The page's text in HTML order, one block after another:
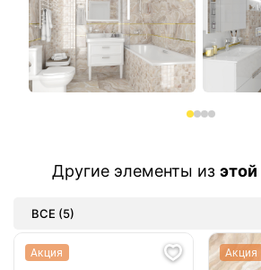
Другие элементы из
ВСЕ (5)
Акция Акция